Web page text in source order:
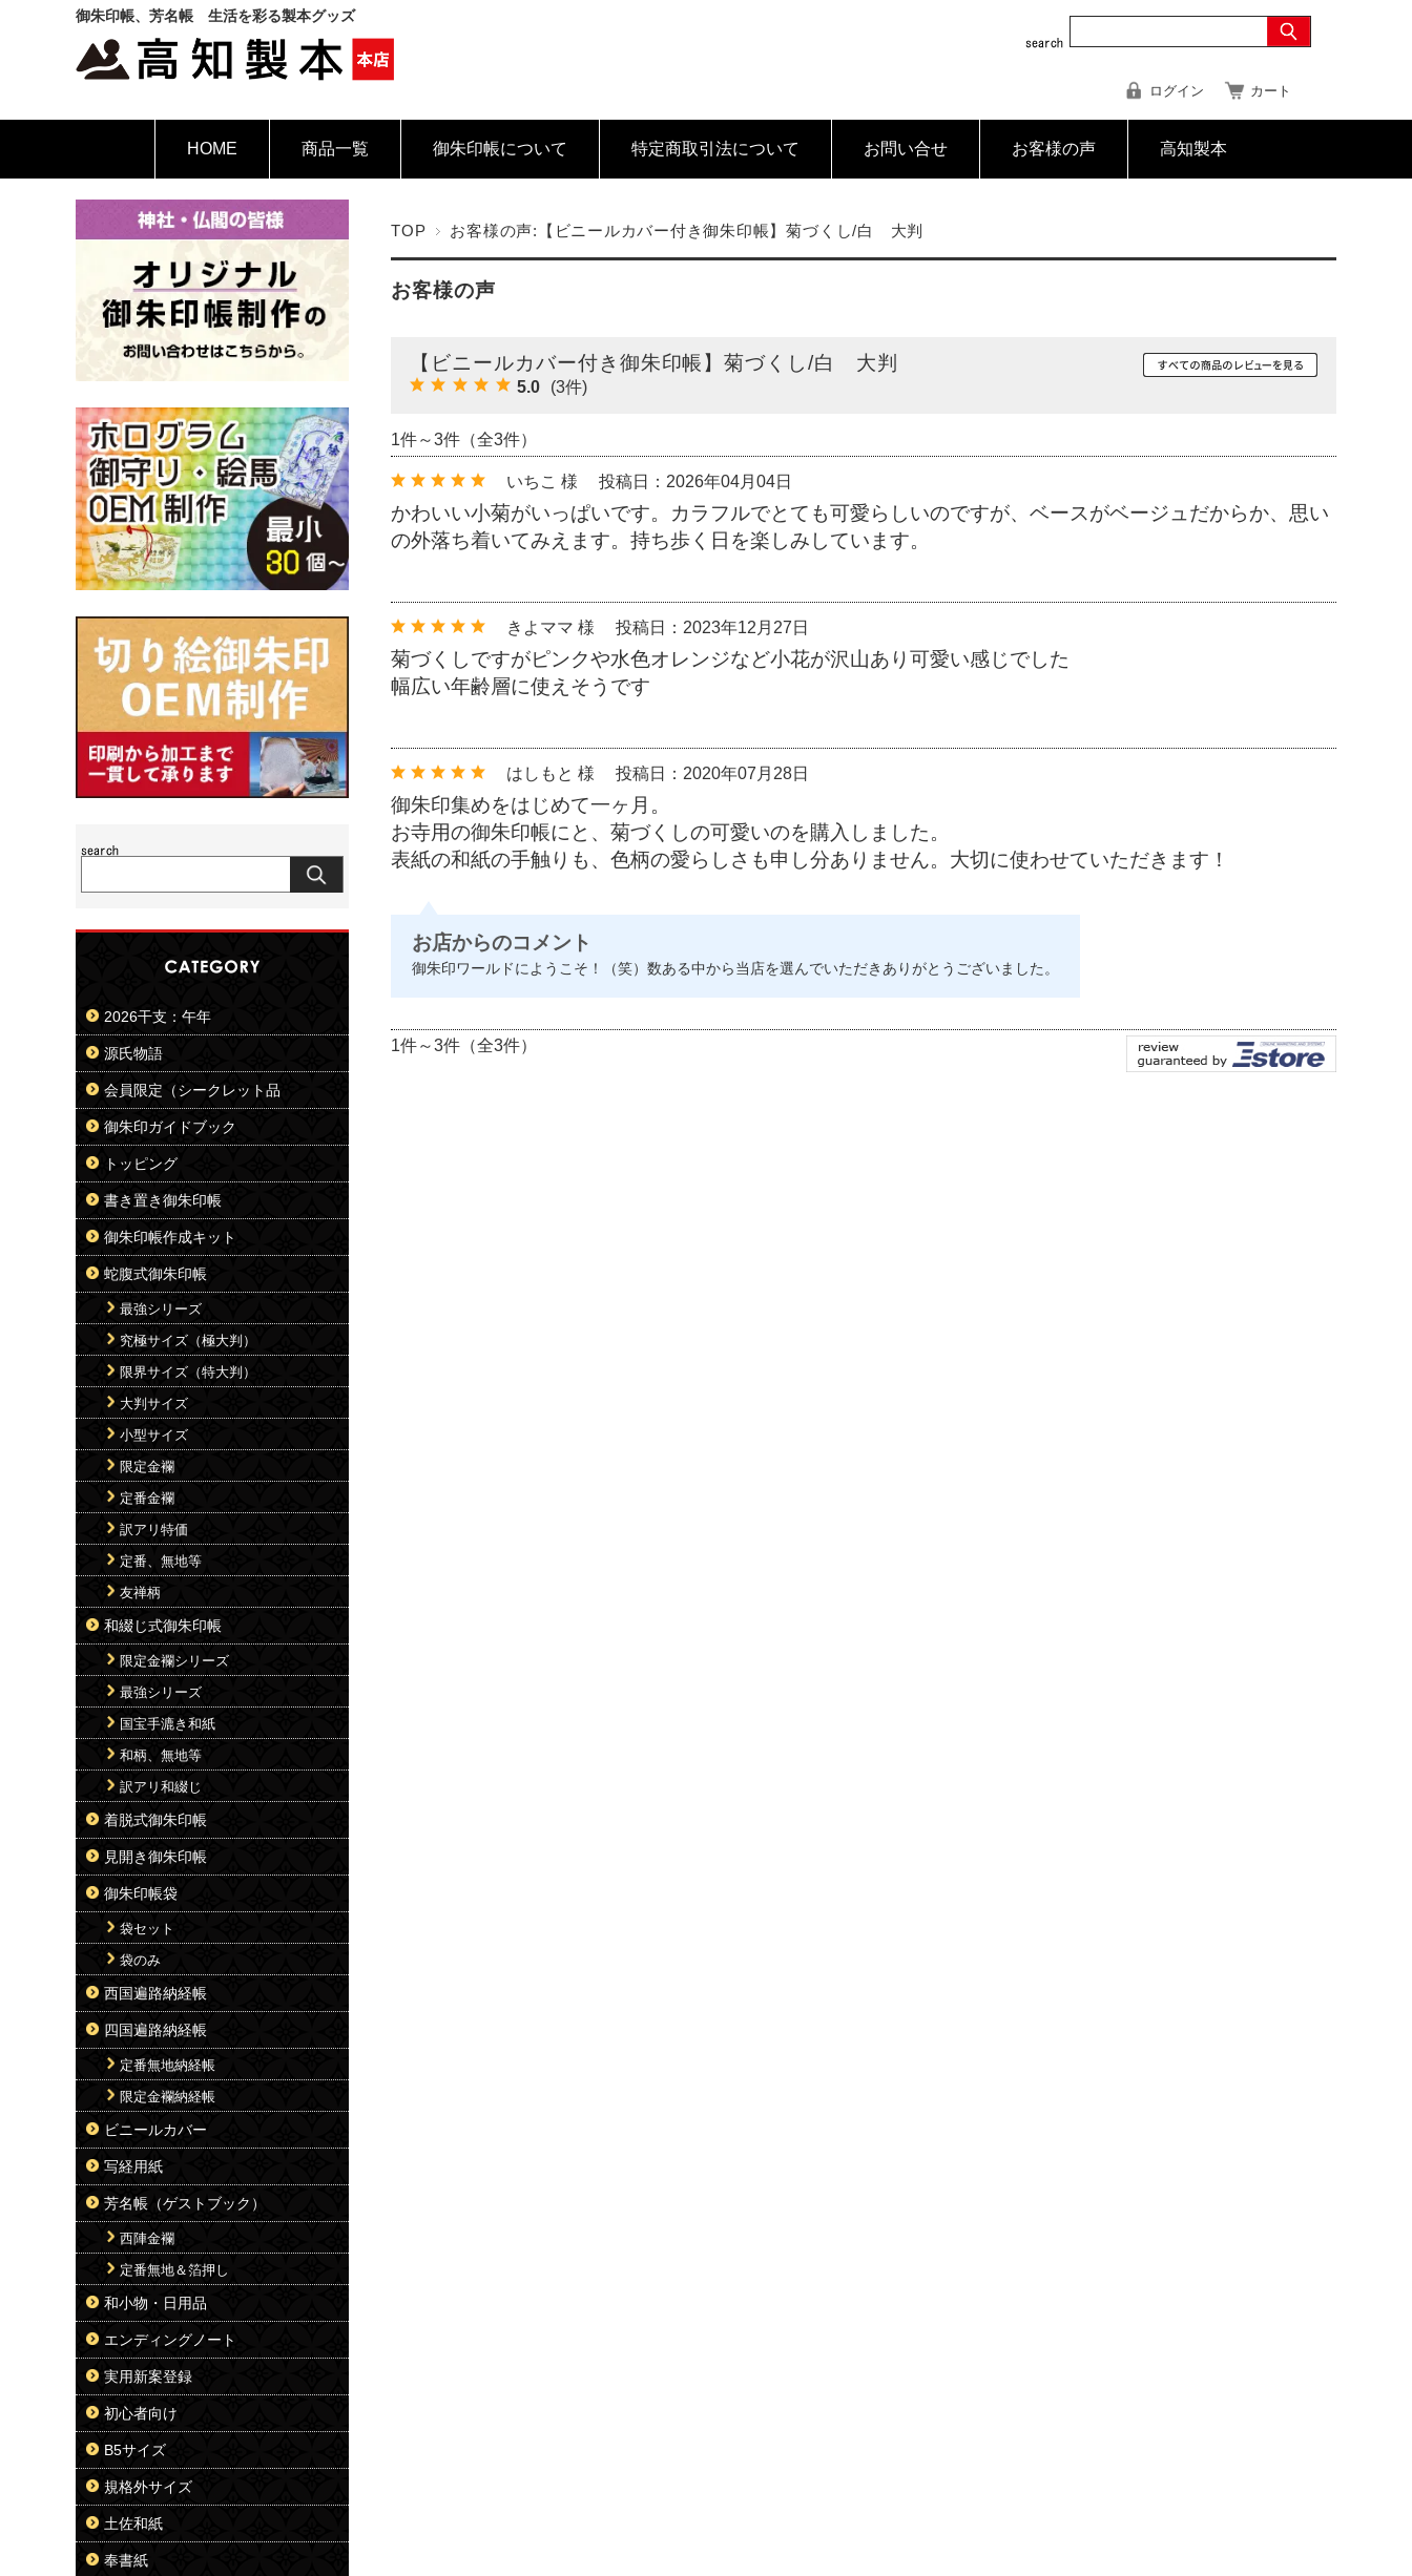
御朱印帳、芳名帳 生活を彩る製本グッズ
ログイン カート
HOME 商品一覧 御朱印帳について 特定商取引法について お問い合せ お客様の声 高知製本
TOP お客様の声:【ビニールカバー付き御朱印帳】菊づくし/白 大判
お客様の声
【ビニールカバー付き御朱印帳】菊づくし/白 大判
5.0 (3件)
1件～3件（全3件）
いちこ 様 投稿日：2026年04月04日
かわいい小菊がいっぱいです。カラフルでとても可愛らしいのですが、ベースがベージュだからか、思い
の外落ち着いてみえます。持ち歩く日を楽しみしています。
きよママ 様 投稿日：2023年12月27日
菊づくしですがピンクや水色オレンジなど小花が沢山あり可愛い感じでした
幅広い年齢層に使えそうです
はしもと 様 投稿日：2020年07月28日
御朱印集めをはじめて一ヶ月。
お寺用の御朱印帳にと、菊づくしの可愛いのを購入しました。
表紙の和紙の手触りも、色柄の愛らしさも申し分ありません。大切に使わせていただきます！
お店からのコメント
御朱印ワールドにようこそ！（笑）数ある中から当店を選んでいただきありがとうございました。
1件～3件（全3件）
2026干支：午年
源氏物語
会員限定（シークレット品
御朱印ガイドブック
トッピング
書き置き御朱印帳
御朱印帳作成キット
蛇腹式御朱印帳
最強シリーズ
究極サイズ（極大判）
限界サイズ（特大判）
大判サイズ
小型サイズ
限定金襴
定番金襴
訳アリ特価
定番、無地等
友禅柄
和綴じ式御朱印帳
限定金襴シリーズ
最強シリーズ
国宝手漉き和紙
和柄、無地等
訳アリ和綴じ
着脱式御朱印帳
見開き御朱印帳
御朱印帳袋
袋セット
袋のみ
西国遍路納経帳
四国遍路納経帳
定番無地納経帳
限定金襴納経帳
ビニールカバー
写経用紙
芳名帳（ゲストブック）
西陣金襴
定番無地＆箔押し
和小物・日用品
エンディングノート
実用新案登録
初心者向け
B5サイズ
規格外サイズ
土佐和紙
奉書紙